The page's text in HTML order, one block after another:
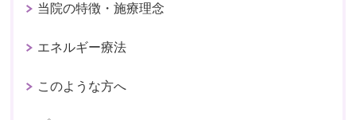
当院の特徴・施療理念
エネルギー療法
このような方へ